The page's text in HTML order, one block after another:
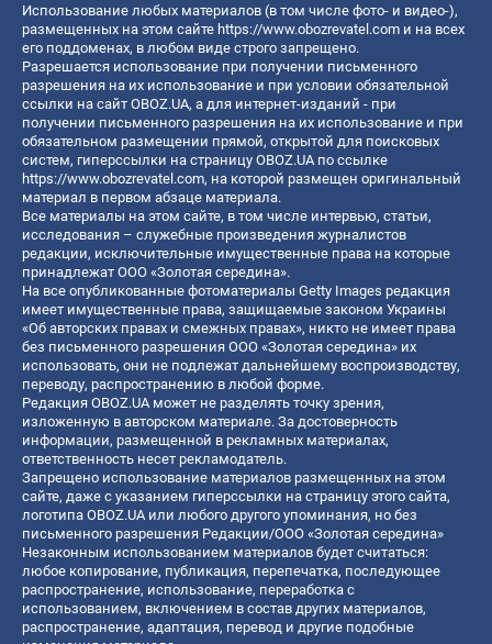
Использование любых материалов (в том числе фото- и видео-),
размещенных на этом сайте https://www.obozrevatel.com и на всех
его поддоменах, в любом виде строго запрещено.
Разрешается использование при получении письменного
разрешения на их использование и при условии обязательной
ссылки на сайт OBOZ.UA, а для интернет-изданий - при
получении письменного разрешения на их использование и при
обязательном размещении прямой, открытой для поисковых
систем, гиперссылки на страницу OBOZ.UA по ссылке
https://www.obozrevatel.com, на которой размещен оригинальный
материал в первом абзаце материала.
Все материалы на этом сайте, в том числе интервью, статьи,
исследования – служебные произведения журналистов
редакции, исключительные имущественные права на которые
принадлежат ООО «Золотая середина».
На все опубликованные фотоматериалы Getty Images редакция
имеет имущественные права, защищаемые законом Украины
«Об авторских правах и смежных правах», никто не имеет права
без письменного разрешения ООО «Золотая середина» их
использовать, они не подлежат дальнейшему воспроизводству,
переводу, распространению в любой форме.
Редакция OBOZ.UA может не разделять точку зрения,
изложенную в авторском материале. За достоверность
информации, размещенной в рекламных материалах,
ответственность несет рекламодатель.
Запрещено использование материалов размещенных на этом
сайте, даже с указанием гиперссылки на страницу этого сайта,
логотипа OBOZ.UA или любого другого упоминания, но без
письменного разрешения Редакции/ООО «Золотая середина»
Незаконным использованием материалов будет считаться:
любое копирование, публикация, перепечатка, последующее
распространение, использование, переработка с
использованием, включением в состав других материалов,
распространение, адаптация, перевод и другие подобные